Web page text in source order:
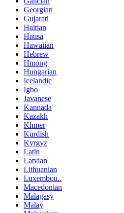
Georgian
Gujarati
Haitian
Hausa
Hawaiian
Hebrew
Hmong
Hungarian
Icelandic
Igbo
Javanese
Kannada
Kazakh
Khmer
Kurdish
Kyrgyz
Latin
Latvian
Lithuanian
Luxembou..
Macedonian
Malagasy
Malay